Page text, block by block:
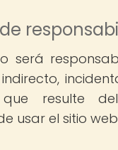
será
que resulte
usar el sitio